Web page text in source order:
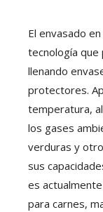
El envasado
tecnología que
llenando
protectores.
temperatura,
los gases
verduras y
sus
es
para carnes,